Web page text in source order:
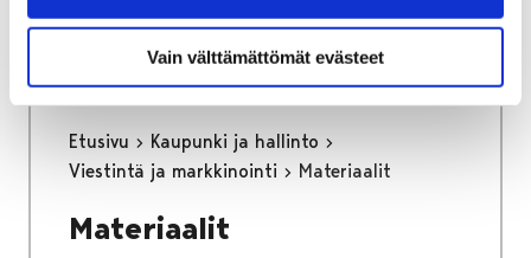
Vain välttämättömät evästeet
Etusivu
Kaupunki ja hallinto
Viestintä ja markkinointi
Materiaalit
Materiaalit